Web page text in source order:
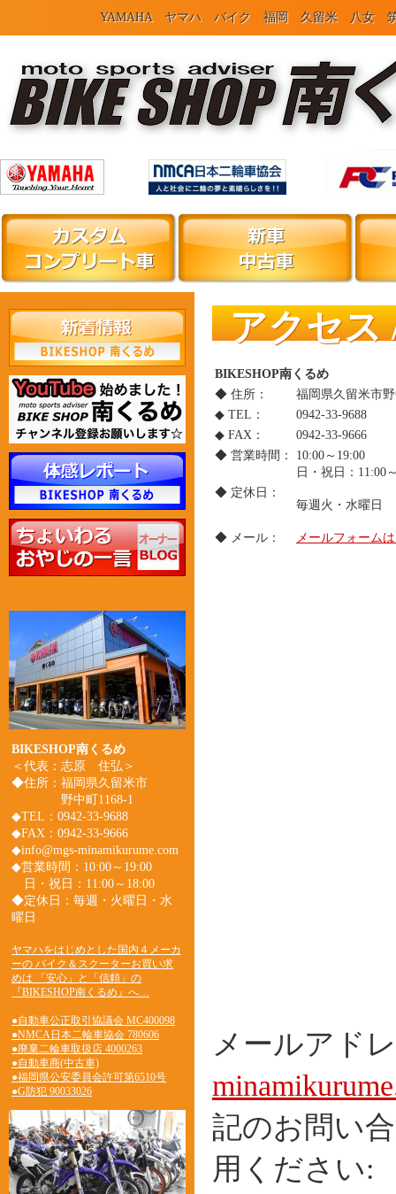
YAMAHA ヤマハ バイク 福岡 久留米 八女
BIKESHOP南くるめ
＜代表：志原 住弘＞
◆住所：福岡県久留米市
野中町1168-1
◆TEL：0942-33-9688
◆FAX：0942-33-9666
◆info@mgs-minamikurume.com
◆営業時間：10:00～19:00
日・祝日：11:00～18:00
◆定休日：毎週・火曜日・水
曜日
ヤマハをはじめとした国内４メーカ
ーの バイク＆スクーターお買い求
めは 「安心」と「信頼」の
『BIKESHOP南くるめ』へ…
●自動車公正取引協議会 MC400098
●NMCA日本二輪車協会 780606
●廃棄二輪車取扱店 4000263
●自動車商(中古車)
●福岡県公安委員会許可第6510号
●G防犯 90033026
アクセス
BIKESHOP南くるめ
◆ 住所：
福岡県久留米市
◆ TEL：
0942-33-9688
◆ FAX：
0942-33-9666
◆ 営業時間：
10:00～19:00
日・祝日：11:00
◆ 定休日：
毎週火・水曜日
◆ メール： メールフォーム
メールアド
記のお問い
用ください: